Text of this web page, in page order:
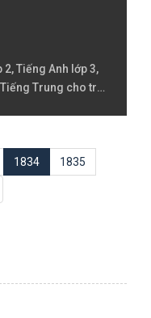
2, Tiếng Anh lớp 3,
Trung cho trẻ
1834 1835